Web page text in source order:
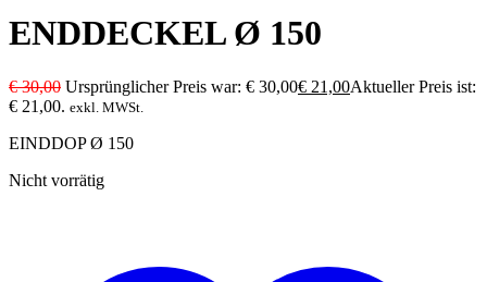
ENDDECKEL Ø 150
€30,00 Ursprünglicher Preis war: € 30,00€ 21,00Aktueller Preis ist:
€ 21,00. exkl. MWSt.
EINDDOP Ø 150
Nicht vorrätig